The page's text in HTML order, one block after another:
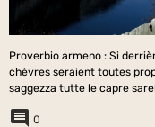
Proverbio armeno : Si
chèvres seraient toutes
saggezza tutte le capre
0